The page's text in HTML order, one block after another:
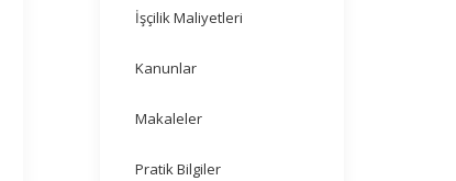
İşçilik Maliyetleri
Kanunlar
Makaleler
Pratik Bilgiler